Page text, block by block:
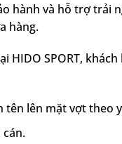
hành và hỗ trợ trải
hàng.
HIDO SPORT, khách
tên lên mặt vợt theo
cán.